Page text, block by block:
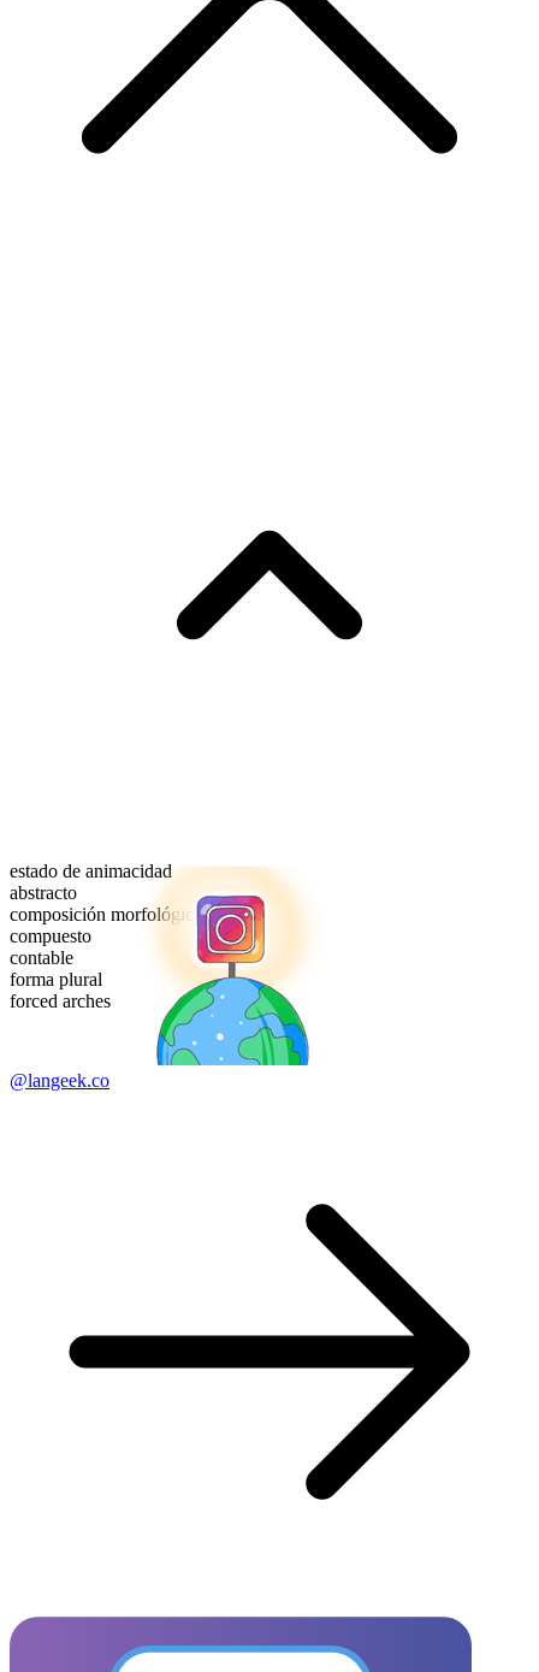
estado de animacidad
abstracto
composición morfológica
compuesto
contable
forma plural
forced arches
@langeek.co